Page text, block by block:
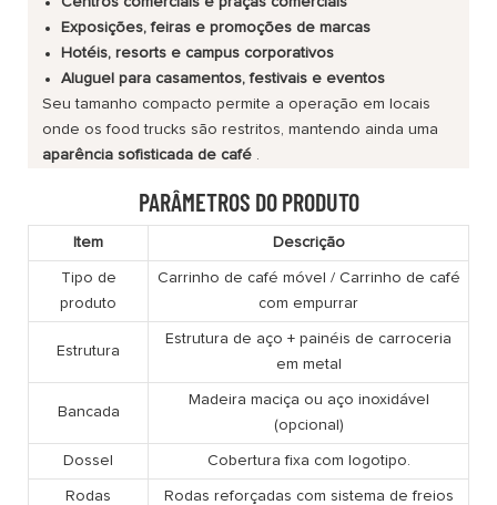
Exposições, feiras e promoções de marcas
Hotéis, resorts e campus corporativos
Aluguel para casamentos, festivais e eventos
Seu tamanho compacto permite a operação em locais
onde os food trucks são restritos, mantendo ainda uma
aparência sofisticada de café
PARÂMETROS DO PRODUTO
Item Descrição
Tipo de
produto
Carrinho de café móvel / Carrinho de café
com empurrar
Estrutura
Estrutura de aço + painéis de carroceria
em metal
Bancada
Madeira maciça ou aço inoxidável
(opcional)
Dossel Cobertura fixa com logotipo.
Rodas Rodas reforçadas com sistema de freios